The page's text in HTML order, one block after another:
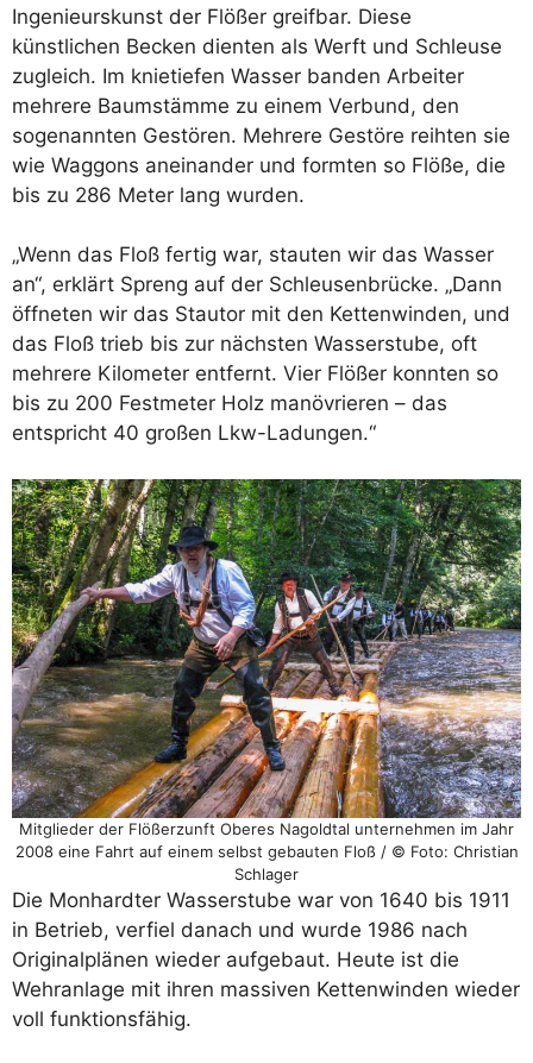
Ingenieurskunst der Flößer greifbar. Diese
künstlichen Becken dienten als Werft und Schleuse
zugleich. Im knietiefen Wasser banden Arbeiter
mehrere Baumstämme zu einem Verbund, den
sogenannten Gestören. Mehrere Gestöre reihten sie
wie Waggons aneinander und formten so Flöße, die
bis zu 286 Meter lang wurden.
„Wenn das Floß fertig war, stauten wir das Wasser
an“, erklärt Spreng auf der Schleusenbrücke. „Dann
öffneten wir das Stautor mit den Kettenwinden, und
das Floß trieb bis zur nächsten Wasserstube, oft
mehrere Kilometer entfernt. Vier Flößer konnten so
bis zu 200 Festmeter Holz manövrieren – das
entspricht 40 großen Lkw-Ladungen.“
Mitglieder der Flößerzunft Oberes Nagoldtal unternehmen im Jahr
2008 eine Fahrt auf einem selbst gebauten Floß / © Foto: Christian
Schlager
Die Monhardter Wasserstube war von 1640 bis 1911
in Betrieb, verfiel danach und wurde 1986 nach
Originalplänen wieder aufgebaut. Heute ist die
Wehranlage mit ihren massiven Kettenwinden wieder
voll funktionsfähig.